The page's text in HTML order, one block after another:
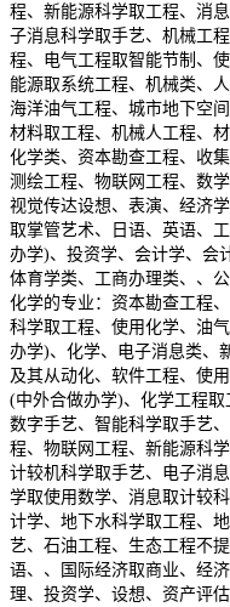
程、新能源科学取工程、消
子消息科学取手艺、机械工
程、电气工程取智能节制、
能源取系统工程、机械类、
海洋油气工程、城市地下空
材料取工程、机械人工程、
化学类、资本勘查工程、收
测绘工程、物联网工程、数
视觉传达设想、表演、经济
取掌管艺术、日语、英语、
办学)、投资学、会计学、会
体育学类、工商办理类、、
化学的专业：资本勘查工程
科学取工程、使用化学、油
办学)、化学、电子消息类、
及其从动化、软件工程、使
(中外合做办学)、化学工程取
数字手艺、智能科学取手艺
程、物联网工程、新能源科
计较机科学取手艺、电子消
学取使用数学、消息取计较
计学、地下水科学取工程、
艺、石油工程、生态工程不
语、、国际经济取商业、经
理、投资学、设想、资产评